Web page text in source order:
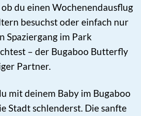
ob du einen Wochenendausflug
besuchst oder einfach nur
Spaziergang im Park
– der Bugaboo Butterfly
Partner.
mit deinem Baby im Bugaboo
Stadt schlenderst. Die sanfte